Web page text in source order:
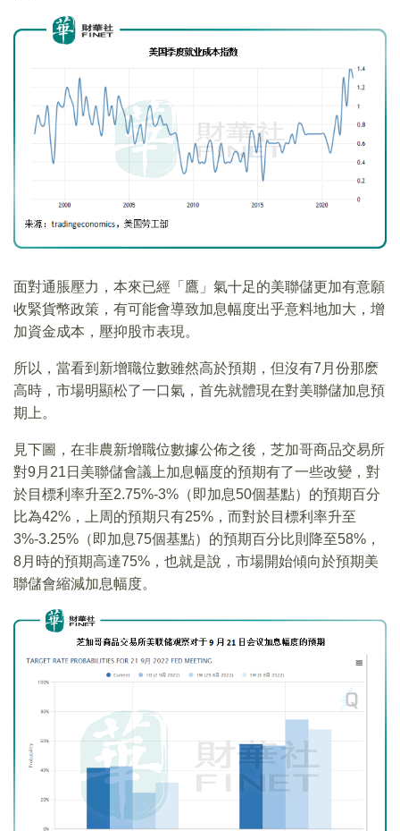
面對通脹壓力，本來已經「鷹」氣十足的美聯儲更加有意願
收緊貨幣政策，有可能會導致加息幅度出乎意料地加大，增
加資金成本，壓抑股市表現。
所以，當看到新增職位數雖然高於預期，但沒有7月份那麽
高時，市場明顯松了一口氣，首先就體現在對美聯儲加息預
期上。
見下圖，在非農新增職位數據公佈之後，芝加哥商品交易所
對9月21日美聯儲會議上加息幅度的預期有了一些改變，對
於目標利率升至2.75%-3%（即加息50個基點）的預期百分
比為42%，上周的預期只有25%，而對於目標利率升至
3%-3.25%（即加息75個基點）的預期百分比則降至58%，
8月時的預期高達75%，也就是說，市場開始傾向於預期美
聯儲會縮減加息幅度。